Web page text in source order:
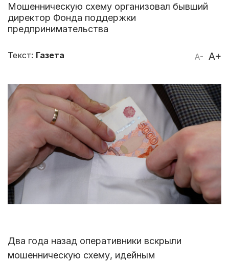
Мошенническую схему организовал бывший
директор Фонда поддержки
предпринимательства
A- A+
Текст: Газета
Два года назад оперативники вскрыли
мошенническую схему, идейным